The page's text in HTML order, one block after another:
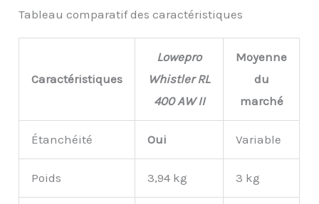
Tableau comparatif des caractéristiques
Caractéristiques
Lowepro
Whistler RL
400 AW II
Moyenne
du
marché
Étanchéité Oui Variable
Poids 3,94 kg 3 kg